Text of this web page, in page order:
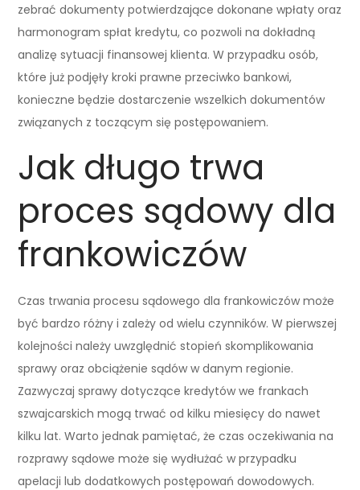
zebrać dokumenty potwierdzające dokonane wpłaty oraz
harmonogram spłat kredytu, co pozwoli na dokładną
analizę sytuacji finansowej klienta. W przypadku osób,
które już podjęły kroki prawne przeciwko bankowi,
konieczne będzie dostarczenie wszelkich dokumentów
związanych z toczącym się postępowaniem.
Jak długo trwa
proces sądowy dla
frankowiczów
Czas trwania procesu sądowego dla frankowiczów może
być bardzo różny i zależy od wielu czynników. W pierwszej
kolejności należy uwzględnić stopień skomplikowania
sprawy oraz obciążenie sądów w danym regionie.
Zazwyczaj sprawy dotyczące kredytów we frankach
szwajcarskich mogą trwać od kilku miesięcy do nawet
kilku lat. Warto jednak pamiętać, że czas oczekiwania na
rozprawy sądowe może się wydłużać w przypadku
apelacji lub dodatkowych postępowań dowodowych.